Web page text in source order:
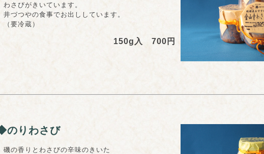
びがきいています。
つやの食事でお出ししています。
冷蔵）
150g入 700円
りわさび
香りとわさびの辛味のきいた